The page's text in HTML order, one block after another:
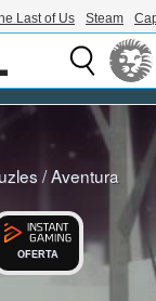
Last of Us Steam
/Aventura
OFERTA